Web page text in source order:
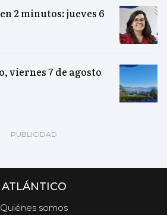
2 minutos: jueves 6
viernes 7 de agosto
ATLÁNTICO
Quiénes somos